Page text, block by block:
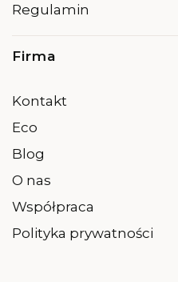
Regulamin
Firma
Kontakt
Eco
Blog
O nas
Współpraca
Polityka prywatności